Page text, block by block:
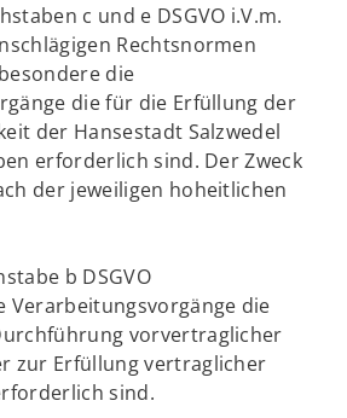
c und e DSGVO i.V.m.
Rechtsnormen
die
die für die Erfüllung der
der Hansestadt Salzwedel
erforderlich sind. Der Zweck
der jeweiligen hoheitlichen
b DSGVO
Verarbeitungsvorgänge die
vorvertraglicher
zur Erfüllung vertraglicher
sind.